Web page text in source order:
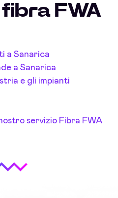
FWA
a Sanarica
a Sanarica
e gli impianti
servizio Fibra FWA